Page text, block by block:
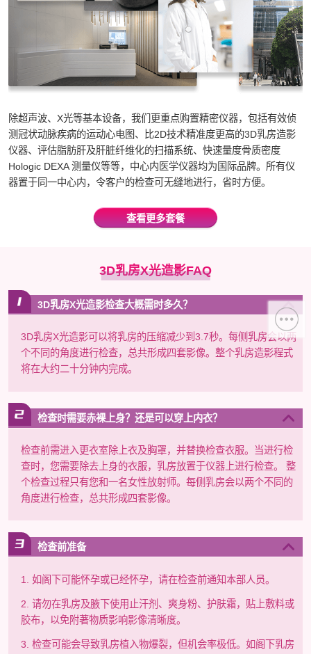
除超声波、X光等基本设备，我们更重点购置精密仪器，包括有效侦
测冠状动脉疾病的运动心电图、比2D技术精准度更高的3D乳房造影
仪器、评估脂肪肝及肝脏纤维化的扫描系统、快速量度骨质密度
Hologic DEXA 测量仪等等，中心内医学仪器均为国际品牌。所有仪
器置于同一中心内，令客户的检查可无缝地进行，省时方便。
查看更多套餐
3D乳房X光造影FAQ
3D乳房X光造影检查大概需时多久？
3D乳房X光造影可以将乳房的压缩减少到3.7秒。每侧乳房会以两
个不同的角度进行检查，总共形成四套影像。整个乳房造影程式
将在大约二十分钟内完成。
检查时需要赤裸上身？还是可以穿上内衣？
检查前需进入更衣室除上衣及胸罩，并替换检查衣服。当进行检
查时，您需要除去上身的衣服，乳房放置于仪器上进行检查。 整
个检查过程只有您和一名女性放射师。每侧乳房会以两个不同的
角度进行检查，总共形成四套影像。
检查前准备
1. 如阁下可能怀孕或已经怀孕，请在检查前通知本部人员。
2. 请勿在乳房及腋下使用止汗剂、爽身粉、护肤霜，贴上敷料或
胶布，以免附著物质影响影像清晰度。
3. 检查可能会导致乳房植入物爆裂，但机会率极低。如阁下乳房